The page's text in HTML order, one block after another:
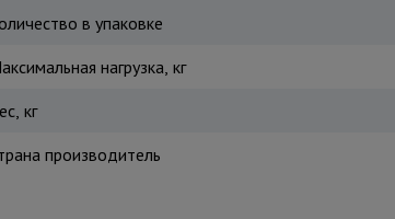
в упаковке
нагрузка, кг
кг
производитель